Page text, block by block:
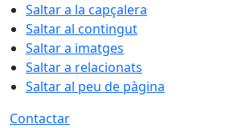
Saltar a la capçalera
Saltar al contingut
Saltar a imatges
Saltar a relacionats
Saltar al peu de pàgina
Contactar